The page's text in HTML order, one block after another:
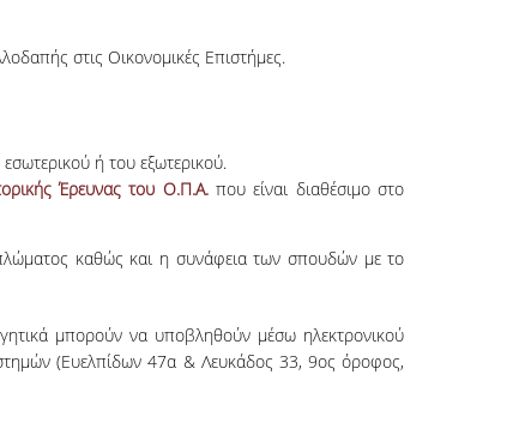
στις Οικονομικές Επιστήμες.
ή του εξωτερικού.
Έρευνας του Ο.Π.Α.που είναι διαθέσιμο στο
καθώς και η συνάφεια των σπουδών με το
μπορούν να υποβληθούν μέσω ηλεκτρονικού
(Ευελπίδων 47α & Λευκάδος 33, 9ος όροφος,